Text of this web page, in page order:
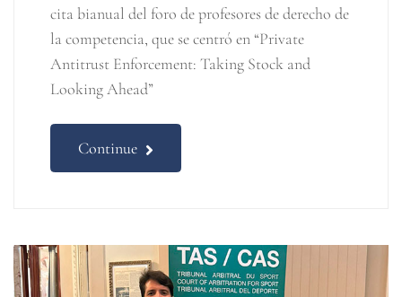
cita bianual del foro de profesores de derecho de
la competencia, que se centró en “Private
Antitrust Enforcement: Taking Stock and
Looking Ahead”
Continue